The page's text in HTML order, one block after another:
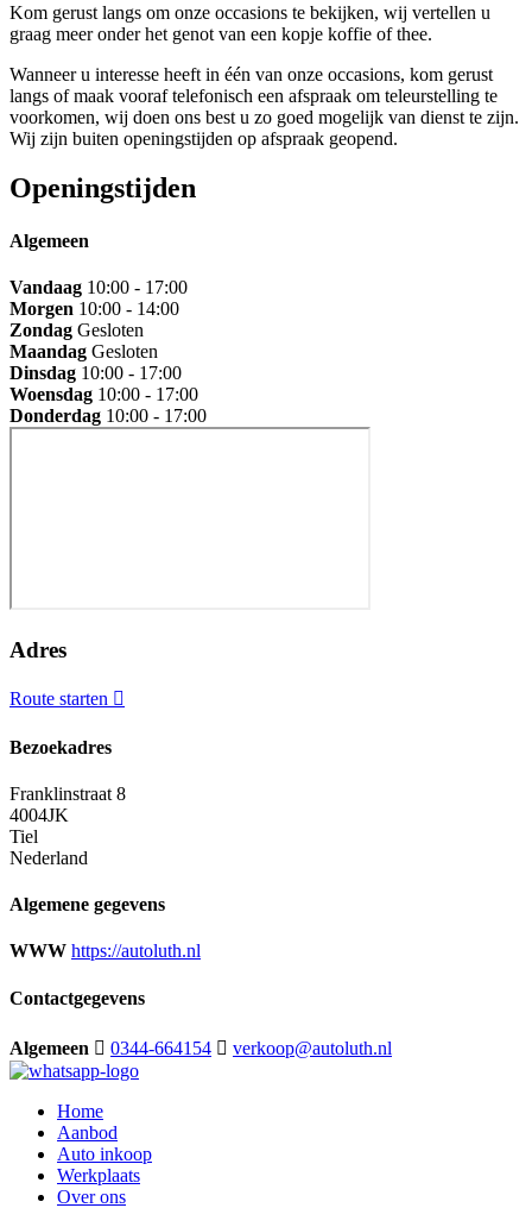
Kom gerust langs om onze occasions te bekijken, wij vertellen u
graag meer onder het genot van een kopje koffie of thee.
Wanneer u interesse heeft in één van onze occasions, kom gerust
langs of maak vooraf telefonisch een afspraak om teleurstelling te
voorkomen, wij doen ons best u zo goed mogelijk van dienst te zijn.
Wij zijn buiten openingstijden op afspraak geopend.
Openingstijden
Algemeen
Vandaag 10:00 - 17:00
Morgen 10:00 - 14:00
Zondag Gesloten
Maandag Gesloten
Dinsdag 10:00 - 17:00
Woensdag 10:00 - 17:00
Donderdag 10:00 - 17:00
Adres
Route starten
Bezoekadres
Franklinstraat 8
4004JK
Tiel
Nederland
Algemene gegevens
WWW https://autoluth.nl
Contactgegevens
Algemeen 0344-664154 verkoop@autoluth.nl
Home
Aanbod
Auto inkoop
Werkplaats
Over ons